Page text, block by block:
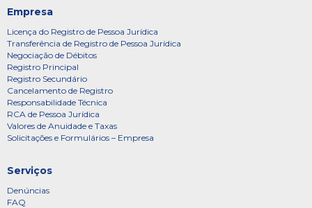
Empresa
Licença do Registro de Pessoa Jurídica
Transferência de Registro de Pessoa Jurídica
Negociação de Débitos
Registro Principal
Registro Secundário
Cancelamento de Registro
Responsabilidade Técnica
RCA de Pessoa Jurídica
Valores de Anuidade e Taxas
Solicitações e Formulários – Empresa
Serviços
Denúncias
FAQ